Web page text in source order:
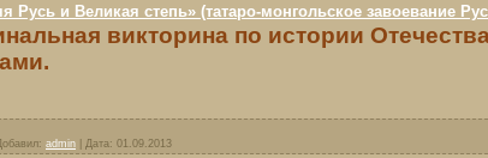
Русь и Великая степь» (татаро-монгольское завоевание
викторина по истории
admin Дата: 01.09.2013